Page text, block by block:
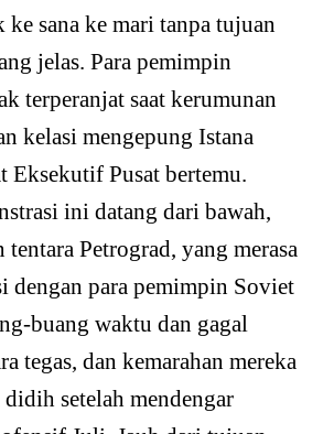
ke sana ke mari tanpa tujuan
jelas. Para pemimpin
terperanjat saat kerumunan
kelasi mengepung Istana
Eksekutif Pusat bertemu.
ini datang dari bawah,
Petrograd, yang merasa
dengan para pemimpin Soviet
buang waktu dan gagal
tegas, dan kemarahan mereka
setelah mendengar